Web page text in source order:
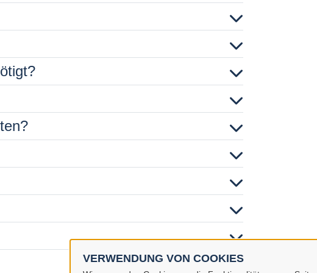
VERWENDUNG VON COOKIES